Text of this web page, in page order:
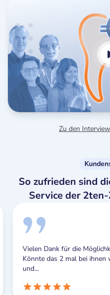
Zu den
So zufrieden sind
Service der
die Möglichkeit. Bin sehr zufrieden.
bei ihnen was sparen. Tolles